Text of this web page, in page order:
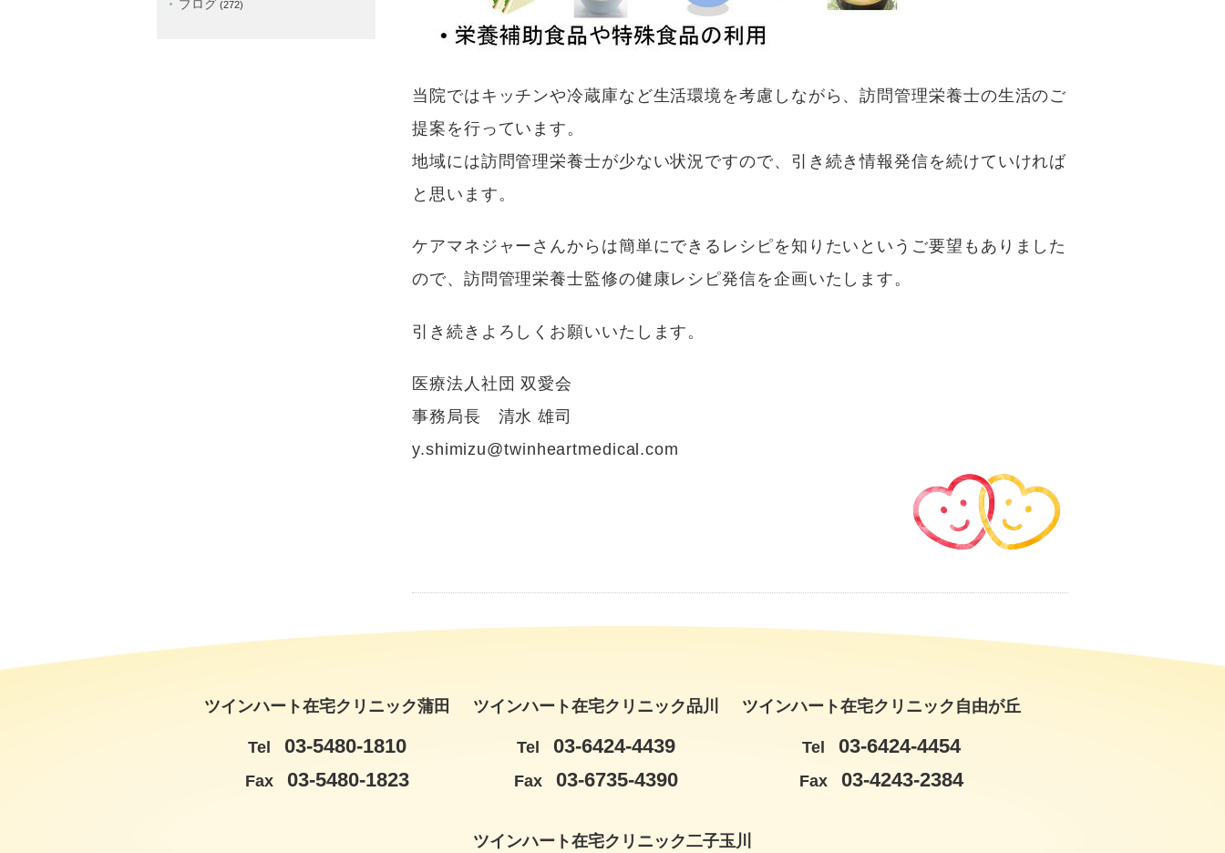
当院ではキッチンや冷蔵庫など生活環境を考慮しながら、訪問管理栄養士の生活のご
提案を行っています。
地域には訪問管理栄養士が少ない状況ですので、引き続き情報発信を続けていければ
と思います。
ケアマネジャーさんからは簡単にできるレシピを知りたいというご要望もありました
ので、訪問管理栄養士監修の健康レシピ発信を企画いたします。
引き続きよろしくお願いいたします。
医療法人社団 双愛会
事務局長 清水 雄司
y.shimizu@twinheartmedical.com
ブログ (272)
ツインハート在宅クリニック蒲田
Tel 03-5480-1810
Fax 03-5480-1823
ツインハート在宅クリニック品川
Tel 03-6424-4439
Fax 03-6735-4390
ツインハート在宅クリニック自由が丘
Tel 03-6424-4454
Fax 03-4243-2384
ツインハート在宅クリニック二子玉川